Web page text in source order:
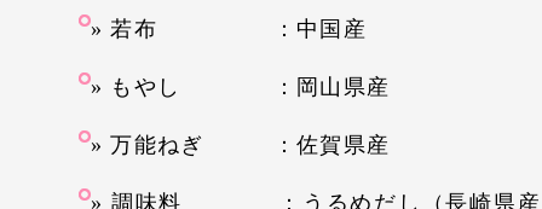
若布 ：中国産
もやし ：岡山県産
万能ねぎ ：佐賀県産
調味料 ：うるめだし（長崎県産